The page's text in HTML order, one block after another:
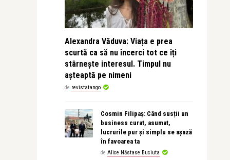
Alexandra Văduva: Viața e prea
scurtă ca să nu încerci tot ce îți
stârnește interesul. Timpul nu
așteaptă pe nimeni
de revistatango
Cosmin Filipaș: Când susții un
business curat, asumat,
lucrurile pur și simplu se așază
în favoarea ta
de Alice Năstase Buciuta